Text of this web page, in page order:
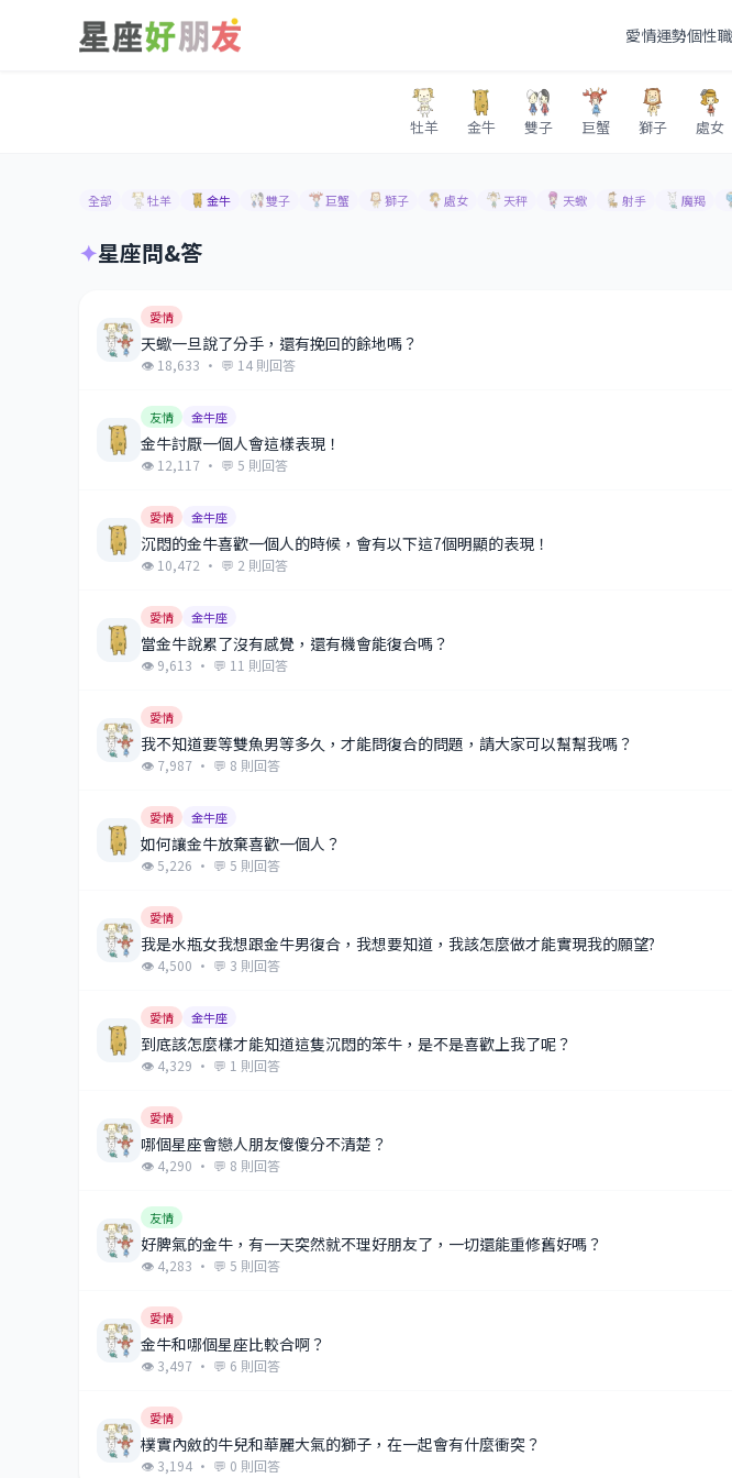
愛情運勢個性
牡羊 金牛 雙子 巨蟹 獅子 處女
全部 牡羊 金牛 雙子 巨蟹 獅子 處女 天秤 天蠍 射手 魔羯
✦星座問&答
愛情
天蠍一旦說了分手，還有挽回的餘地嗎？
👁 18,633 · 💬 14 則回答
友情 金牛座
金牛討厭一個人會這樣表現！
👁 12,117 · 💬 5 則回答
愛情 金牛座
沉悶的金牛喜歡一個人的時候，會有以下這7個明顯的表現！
👁 10,472 · 💬 2 則回答
愛情 金牛座
當金牛說累了沒有感覺，還有機會能復合嗎？
👁 9,613 · 💬 11 則回答
愛情
我不知道要等雙魚男等多久，才能問復合的問題，請大家可以幫幫我嗎？
👁 7,987 · 💬 8 則回答
愛情 金牛座
如何讓金牛放棄喜歡一個人？
👁 5,226 · 💬 5 則回答
愛情
我是水瓶女我想跟金牛男復合，我想要知道，我該怎麼做才能實現我的願望?
👁 4,500 · 💬 3 則回答
愛情 金牛座
到底該怎麼樣才能知道這隻沉悶的笨牛，是不是喜歡上我了呢？
👁 4,329 · 💬 1 則回答
愛情
哪個星座會戀人朋友傻傻分不清楚？
👁 4,290 · 💬 8 則回答
友情
好脾氣的金牛，有一天突然就不理好朋友了，一切還能重修舊好嗎？
👁 4,283 · 💬 5 則回答
愛情
金牛和哪個星座比較合啊？
👁 3,497 · 💬 6 則回答
愛情
樸實內斂的牛兒和華麗大氣的獅子，在一起會有什麼衝突？
👁 3,194 · 💬 0 則回答